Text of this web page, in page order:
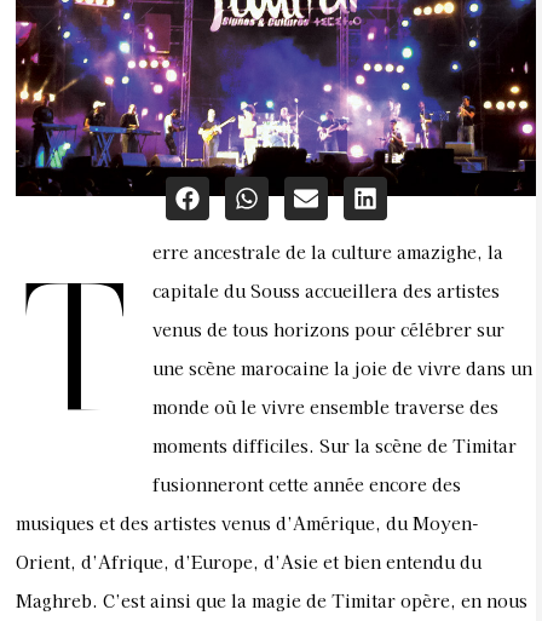
T
erre ancestrale de la culture amazighe, la
capitale du Souss accueillera des artistes
venus de tous horizons pour célébrer sur
une scène marocaine la joie de vivre dans un
monde où le vivre ensemble traverse des
moments difficiles. Sur la scène de Timitar
fusionneront cette année encore des
musiques et des artistes venus d’Amérique, du Moyen-
Orient, d’Afrique, d’Europe, d’Asie et bien entendu du
Maghreb. C’est ainsi que la magie de Timitar opère, en nous